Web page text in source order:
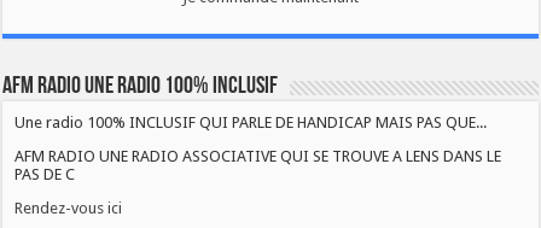
AFM RADIO UNE RADIO 100% INCLUSIF
Une radio 100% INCLUSIF QUI PARLE DE HANDICAP MAIS PAS QUE...
AFM RADIO UNE RADIO ASSOCIATIVE QUI SE TROUVE A LENS DANS LE
PAS DE C
Rendez-vous ici